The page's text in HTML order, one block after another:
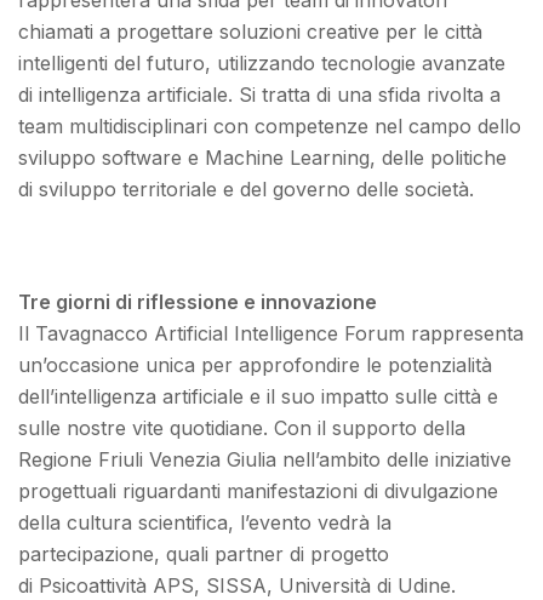
chiamati a progettare soluzioni creative per le città
intelligenti del futuro, utilizzando tecnologie avanzate
di intelligenza artificiale. Si tratta di una sfida rivolta a
team multidisciplinari con competenze nel campo dello
sviluppo software e Machine Learning, delle politiche
di sviluppo territoriale e del governo delle società.
Tre giorni di riflessione e innovazione
Il Tavagnacco Artificial Intelligence Forum rappresenta
un’occasione unica per approfondire le potenzialità
dell’intelligenza artificiale e il suo impatto sulle città e
sulle nostre vite quotidiane. Con il supporto della
Regione Friuli Venezia Giulia nell’ambito delle iniziative
progettuali riguardanti manifestazioni di divulgazione
della cultura scientifica, l’evento vedrà la
partecipazione, quali partner di progetto
di Psicoattività APS, SISSA, Università di Udine.